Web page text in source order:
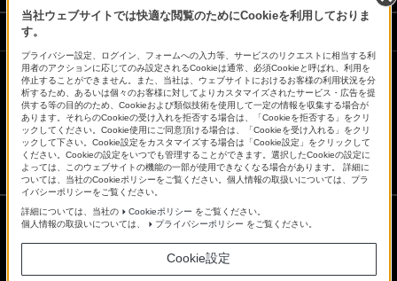
当社ウェブサイトでは快適な閲覧のためにCookieを利用しておりま
す。
プライバシー設定、ログイン、フォームへの入力等、サービスのリクエストに相当する利
用者のアクションに応じてのみ設定されるCookieは通常、必須Cookieと呼ばれ、利用を
停止することができません。また、当社は、ウェブサイトにおけるお客様の利用状況を分
析するため、あるいは個々のお客様に対してよりカスタマイズされたサービス・広告を提
供する等の目的のため、Cookieおよび類似技術を使用して一定の情報を収集する場合が
あります。それらのCookieの受け入れを拒否する場合は、「Cookieを拒否する」をクリ
ックしてください。Cookie使用にご同意頂ける場合は、「Cookieを受け入れる」をクリ
ックして下さい。Cookie設定をカスタマイズする場合は「Cookie設定」をクリックして
ください。Cookieの設定をいつでも管理することができます。選択したCookieの設定に
よっては、このウェブサイトの機能の一部が使用できなくなる場合があります。 詳細に
ついては、当社のCookieポリシーをご覧ください。個人情報の取扱いについては、プラ
イバシーポリシーをご覧ください。
詳細については、当社の
Cookieポリシー をご覧ください。
個人情報の取扱いについては、
プライバシーポリシー をご覧ください。
Cookie設定
ソニーストアでのお買い物にあたって
会社情報 採用情報 特約店のご案内
ニュースリリース
環境情報
My Sony 利用規約
プライバシーポリシー
正しい表示への取り組み